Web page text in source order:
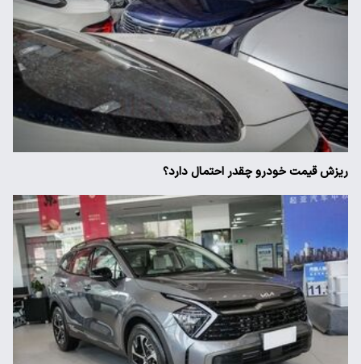
ریزش قیمت خودرو چقدر احتمال دارد؟